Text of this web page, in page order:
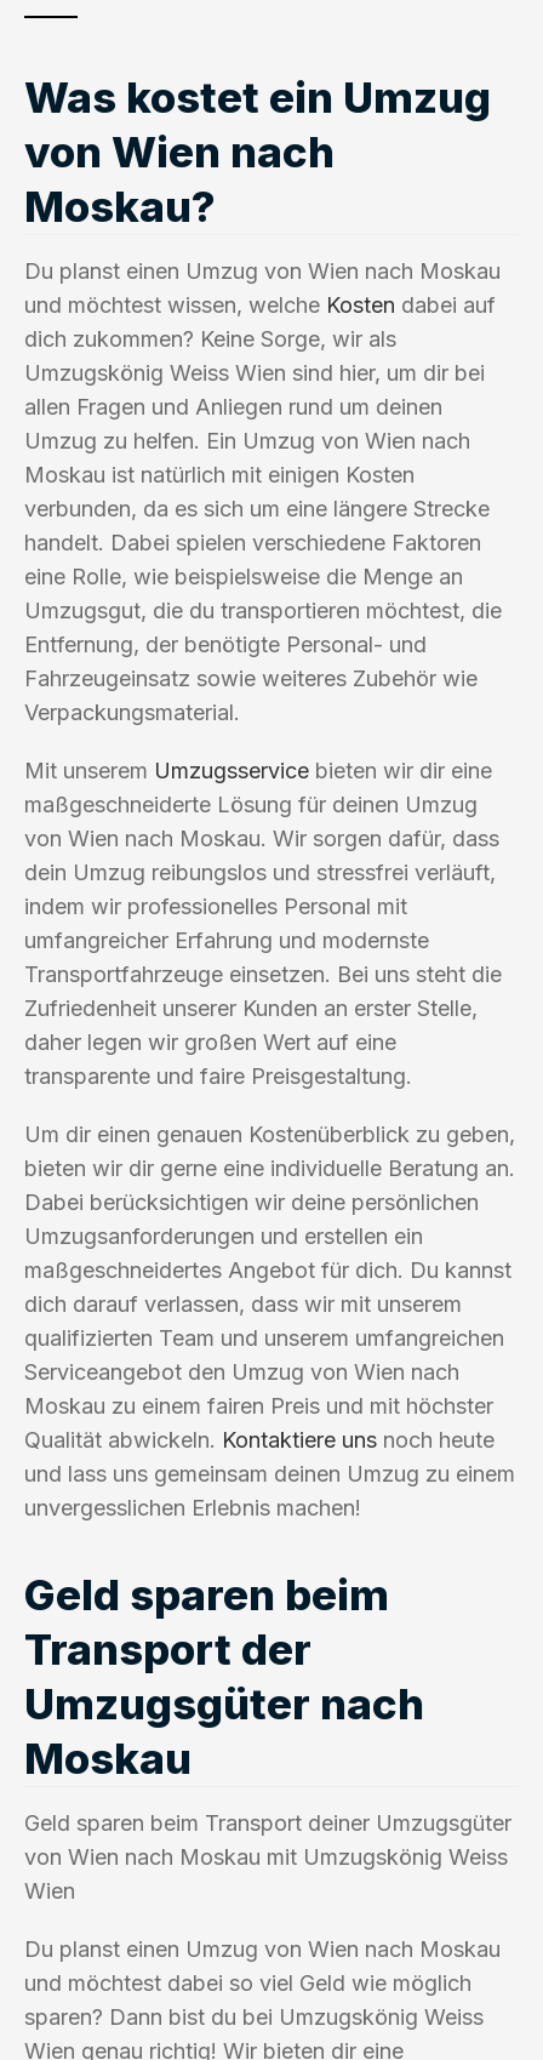
Was kostet ein Umzug
von Wien nach
Moskau?
Du planst einen Umzug von Wien nach Moskau
und möchtest wissen, welche Kosten dabei auf
dich zukommen? Keine Sorge, wir als
Umzugskönig Weiss Wien sind hier, um dir bei
allen Fragen und Anliegen rund um deinen
Umzug zu helfen. Ein Umzug von Wien nach
Moskau ist natürlich mit einigen Kosten
verbunden, da es sich um eine längere Strecke
handelt. Dabei spielen verschiedene Faktoren
eine Rolle, wie beispielsweise die Menge an
Umzugsgut, die du transportieren möchtest, die
Entfernung, der benötigte Personal- und
Fahrzeugeinsatz sowie weiteres Zubehör wie
Verpackungsmaterial.
Mit unserem Umzugsservice bieten wir dir eine
maßgeschneiderte Lösung für deinen Umzug
von Wien nach Moskau. Wir sorgen dafür, dass
dein Umzug reibungslos und stressfrei verläuft,
indem wir professionelles Personal mit
umfangreicher Erfahrung und modernste
Transportfahrzeuge einsetzen. Bei uns steht die
Zufriedenheit unserer Kunden an erster Stelle,
daher legen wir großen Wert auf eine
transparente und faire Preisgestaltung.
Um dir einen genauen Kostenüberblick zu geben,
bieten wir dir gerne eine individuelle Beratung an.
Dabei berücksichtigen wir deine persönlichen
Umzugsanforderungen und erstellen ein
maßgeschneidertes Angebot für dich. Du kannst
dich darauf verlassen, dass wir mit unserem
qualifizierten Team und unserem umfangreichen
Serviceangebot den Umzug von Wien nach
Moskau zu einem fairen Preis und mit höchster
Qualität abwickeln. Kontaktiere uns noch heute
und lass uns gemeinsam deinen Umzug zu einem
unvergesslichen Erlebnis machen!
Geld sparen beim
Transport der
Umzugsgüter nach
Moskau
Geld sparen beim Transport deiner Umzugsgüter
von Wien nach Moskau mit Umzugskönig Weiss
Wien
Du planst einen Umzug von Wien nach Moskau
und möchtest dabei so viel Geld wie möglich
sparen? Dann bist du bei Umzugskönig Weiss
Wien genau richtig! Wir bieten dir eine